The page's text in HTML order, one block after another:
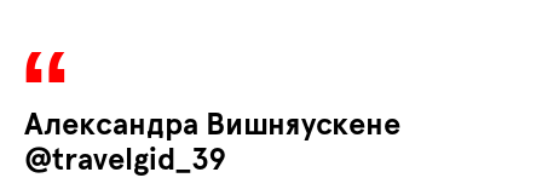
Александра Вишняускене
@travelgid_39